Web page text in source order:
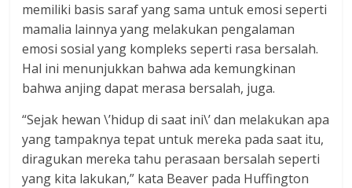
memiliki basis saraf yang sama untuk emosi seperti
mamalia lainnya yang melakukan pengalaman
emosi sosial yang kompleks seperti rasa bersalah.
Hal ini menunjukkan bahwa ada kemungkinan
bahwa anjing dapat merasa bersalah, juga.
“Sejak hewan \’hidup di saat ini\’ dan melakukan apa
yang tampaknya tepat untuk mereka pada saat itu,
diragukan mereka tahu perasaan bersalah seperti
yang kita lakukan,” kata Beaver pada Huffington